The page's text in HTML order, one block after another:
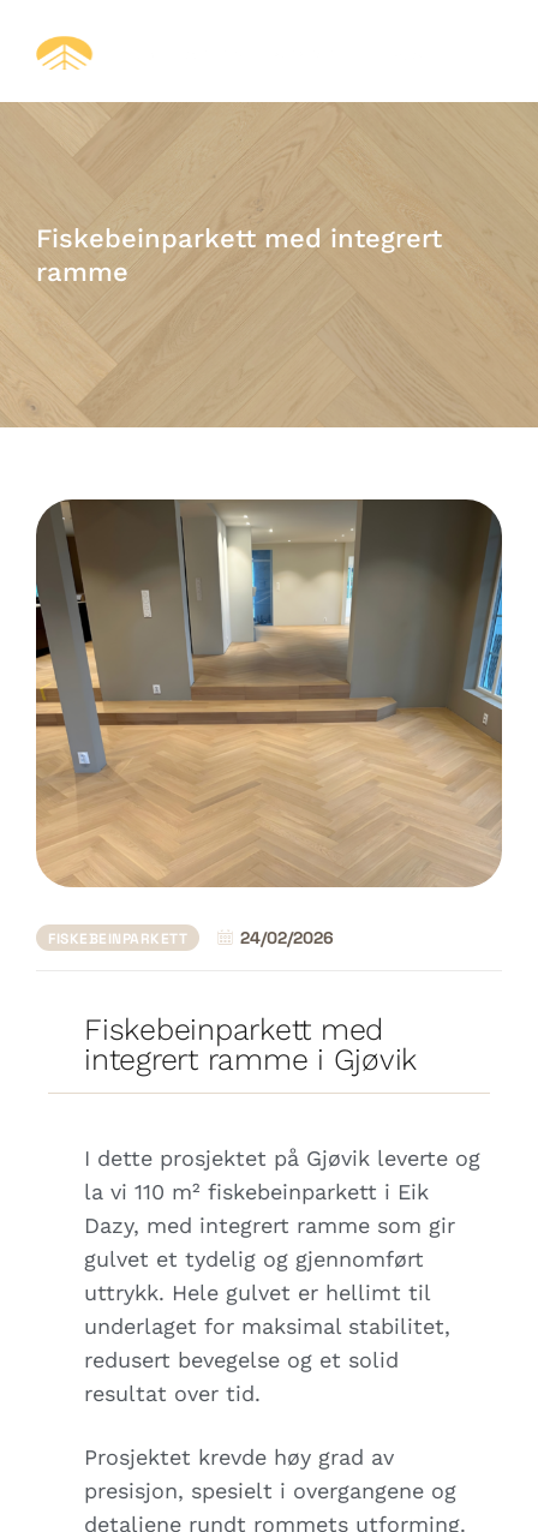
Fiskebeinparkett med integrert
ramme
FISKEBEINPARKETT 24/02/2026
Fiskebeinparkett med
integrert ramme i Gjøvik
I dette prosjektet på Gjøvik leverte og
la vi 110 m² fiskebeinparkett i Eik
Dazy, med integrert ramme som gir
gulvet et tydelig og gjennomført
uttrykk. Hele gulvet er hellimt til
underlaget for maksimal stabilitet,
redusert bevegelse og et solid
resultat over tid.
Prosjektet krevde høy grad av
presisjon, spesielt i overgangene og
detaljene rundt rommets utforming.